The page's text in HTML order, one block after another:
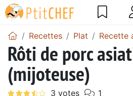
Recettes Plat Recette
Rôti de porc
(mijoteuse)